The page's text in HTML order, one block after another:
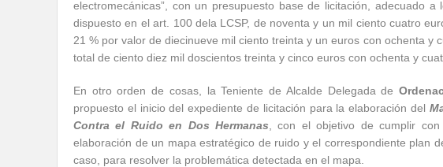
electromecánicas”, con un presupuesto base de licitación, adecuado
dispuesto en el art. 100 dela LCSP, de noventa y un mil ciento cuatro
21 % por valor de diecinueve mil ciento treinta y un euros con ochenta
total de ciento diez mil doscientos treinta y cinco euros con ochenta y
En otro orden de cosas, la Teniente de Alcalde Delegada de
propuesto el inicio del expediente de licitación para la elaboración del
Contra el Ruido en Dos Hermanas , con el objetivo de cumplir
elaboración de un mapa estratégico de ruido y el correspondiente plan
caso, para resolver la problemática detectada en el mapa.